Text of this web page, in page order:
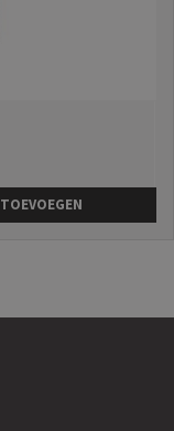
TOEVOEGEN